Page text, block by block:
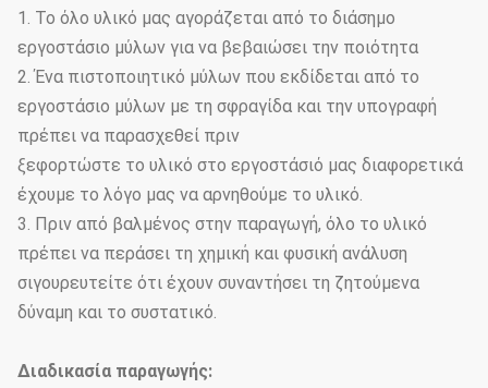
1. Το όλο υλικό μας αγοράζεται από το διάσημο
εργοστάσιο μύλων για να βεβαιώσει την ποιότητα
2. Ένα πιστοποιητικό μύλων που εκδίδεται από το
εργοστάσιο μύλων με τη σφραγίδα και την υπογραφή
πρέπει να παρασχεθεί πριν
ξεφορτώστε το υλικό στο εργοστάσιό μας διαφορετικά
έχουμε το λόγο μας να αρνηθούμε το υλικό.
3. Πριν από βαλμένος στην παραγωγή, όλο το υλικό
πρέπει να περάσει τη χημική και φυσική ανάλυση
σιγουρευτείτε ότι έχουν συναντήσει τη ζητούμενα
δύναμη και το συστατικό.
Διαδικασία παραγωγής: